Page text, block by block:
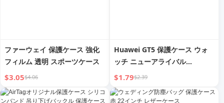
ファーウェイ 保護ケース 強化
フィルム 透明 スポーツケース
$3.05$4.06
Huawei GT5 保護ケース ウォ
ッチ ニューアライバル
Watchgt5 保護ケース ダイヤル
スマート GT4 シリコン フルカ
バー ハーフパック ウォッチ ソ
$1.79$2.39